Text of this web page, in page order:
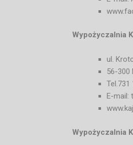
Wypożyczalnia
ul.
56-300
Tel.731
E-
Wypożyczalnia